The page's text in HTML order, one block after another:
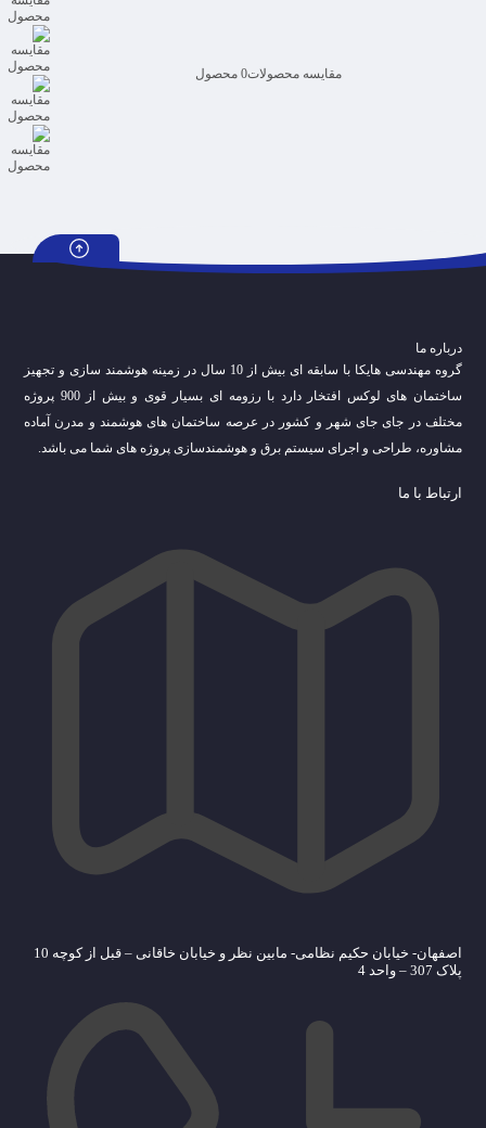
مقایسه محصولات0 محصول
درباره ما
گروه مهندسی هایکا با سابقه ای بیش از 10 سال در زمینه هوشمند سازی و تجهیز
ساختمان های لوکس افتخار دارد با رزومه ای بسیار قوی و بیش از 900 پروژه
مختلف در جای جای شهر و کشور در عرصه ساختمان های هوشمند و مدرن آماده
مشاوره، طراحی و اجرای سیستم برق و هوشمندسازی پروژه های شما می باشد.
ارتباط با ما
اصفهان- خیابان حکیم نظامی- مابین نظر و خیابان خاقانی – قبل از کوچه 10
پلاک 307 – واحد 4